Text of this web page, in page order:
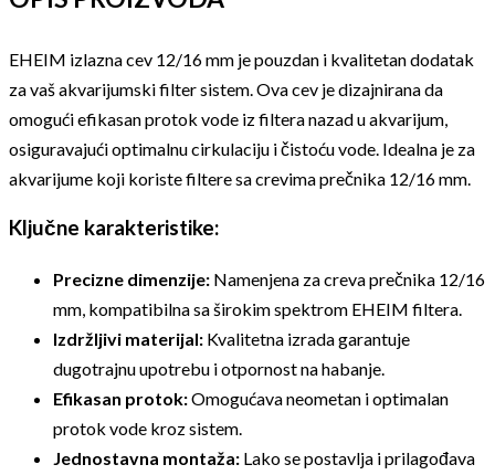
EHEIM izlazna cev 12/16 mm je pouzdan i kvalitetan dodatak
za vaš akvarijumski filter sistem. Ova cev je dizajnirana da
omogući efikasan protok vode iz filtera nazad u akvarijum,
osiguravajući optimalnu cirkulaciju i čistoću vode. Idealna je za
akvarijume koji koriste filtere sa crevima prečnika 12/16 mm.
Ključne karakteristike:
Precizne dimenzije: Namenjena za creva prečnika 12/16
mm, kompatibilna sa širokim spektrom EHEIM filtera.
Izdržljivi materijal: Kvalitetna izrada garantuje
dugotrajnu upotrebu i otpornost na habanje.
Efikasan protok:Omogućava neometan i optimalan
protok vode kroz sistem.
Jednostavna montaža: Lako se postavlja i prilagođava